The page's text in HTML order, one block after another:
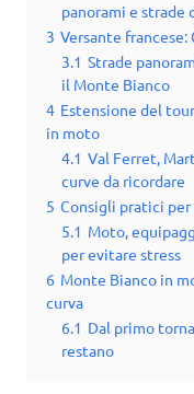
panorami e strade
3 Versante
3.1 Strade
il Monte Bianco
4 Estensione del
in moto
4.1 Val Ferret,
curve da ricordare
5 Consigli pratici
5.1 Moto,
per evitare stress
6 Monte Bianco in
curva
6.1 Dal primo
restano